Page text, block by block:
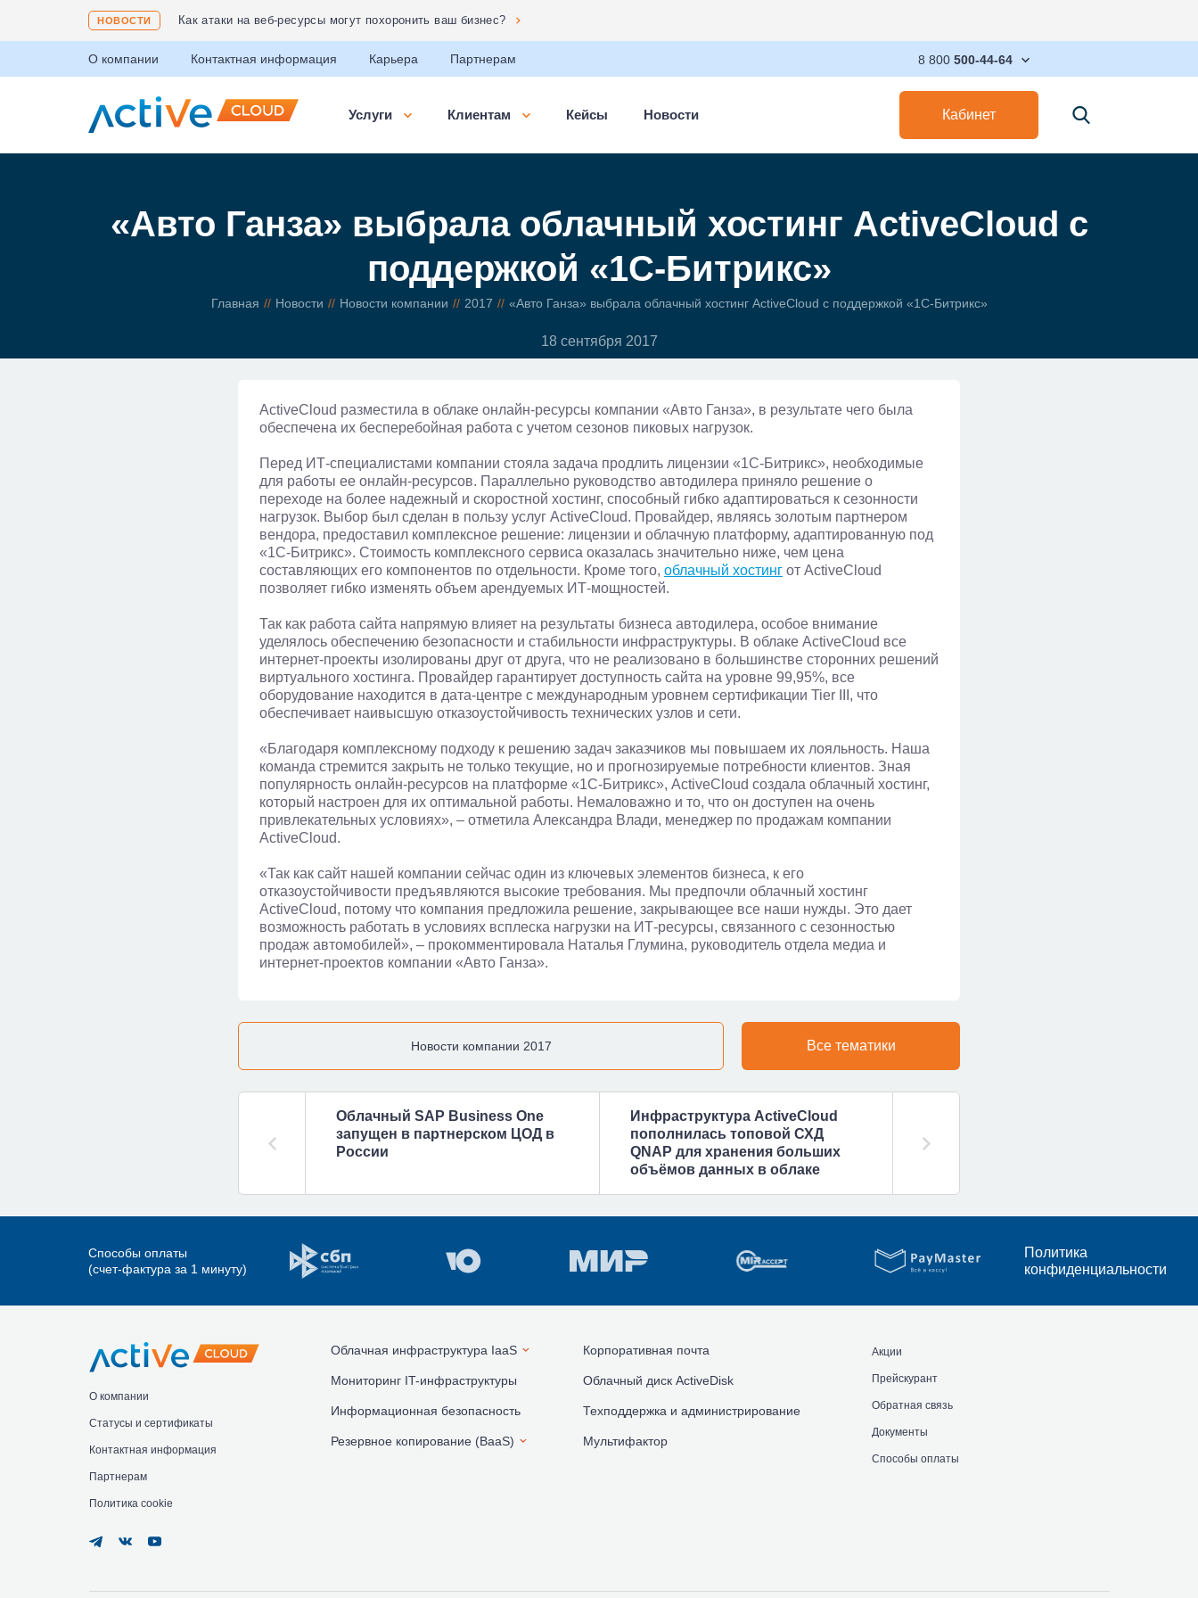
НОВОСТИ Соответствие ФЗ 152 «О защите персональных данных»
О компании Контактная информация Карьера Партнерам 8 800 500-44-64
Услуги Клиентам Кейсы Новости Кабинет
«Авто Ганза» выбрала облачный хостинг ActiveCloud с
поддержкой «1С-Битрикс»
Главная Новости Новости компании 2017 «Авто Ганза» выбрала облачный хостинг ActiveCloud с поддержкой «1С-Битрикс»
18 сентября 2017
ActiveCloud разместила в облаке онлайн-ресурсы компании «Авто Ганза», в результате чего была
обеспечена их бесперебойная работа с учетом сезонов пиковых нагрузок.
Перед ИТ-специалистами компании стояла задача продлить лицензии «1С-Битрикс», необходимые
для работы ее онлайн-ресурсов. Параллельно руководство автодилера приняло решение о
переходе на более надежный и скоростной хостинг, способный гибко адаптироваться к сезонности
нагрузок. Выбор был сделан в пользу услуг ActiveCloud. Провайдер, являясь золотым партнером
вендора, предоставил комплексное решение: лицензии и облачную платформу, адаптированную под
«1С-Битрикс». Стоимость комплексного сервиса оказалась значительно ниже, чем цена
составляющих его компонентов по отдельности. Кроме того, облачный хостинг от ActiveCloud
позволяет гибко изменять объем арендуемых ИТ-мощностей.
Так как работа сайта напрямую влияет на результаты бизнеса автодилера, особое внимание
уделялось обеспечению безопасности и стабильности инфраструктуры. В облаке ActiveCloud все
интернет-проекты изолированы друг от друга, что не реализовано в большинстве сторонних решений
виртуального хостинга. Провайдер гарантирует доступность сайта на уровне 99,95%, все
оборудование находится в дата-центре с международным уровнем сертификации Tier III, что
обеспечивает наивысшую отказоустойчивость технических узлов и сети.
«Благодаря комплексному подходу к решению задач заказчиков мы повышаем их лояльность. Наша
команда стремится закрыть не только текущие, но и прогнозируемые потребности клиентов. Зная
популярность онлайн-ресурсов на платформе «1С-Битрикс», ActiveCloud создала облачный хостинг,
который настроен для их оптимальной работы. Немаловажно и то, что он доступен на очень
привлекательных условиях», – отметила Александра Влади, менеджер по продажам компании
ActiveCloud.
«Так как сайт нашей компании сейчас один из ключевых элементов бизнеса, к его
отказоустойчивости предъявляются высокие требования. Мы предпочли облачный хостинг
ActiveCloud, потому что компания предложила решение, закрывающее все наши нужды. Это дает
возможность работать в условиях всплеска нагрузки на ИТ-ресурсы, связанного с сезонностью
продаж автомобилей», – прокомментировала Наталья Глумина, руководитель отдела медиа и
интернет-проектов компании «Авто Ганза».
Новости компании 2017 Все тематики
Облачный SAP Business One
запущен в партнерском ЦОД в
России
Инфраструктура ActiveCloud
пополнилась топовой СХД
QNAP для хранения больших
объёмов данных в облаке
Способы оплаты
(счет-фактура за 1 минуту)
Политика
конфиденциальности
Облачная инфраструктура IaaS
Мониторинг IT-инфраструктуры
Информационная безопасность
Резервное копирование (BaaS)
Корпоративная почта
Облачный диск ActiveDisk
Техподдержка и администрирование
Мультифактор
Акции
Прейскурант
Обратная связь
Документы
Способы оплаты
О компании
Статусы и сертификаты
Контактная информация
Партнерам
Политика cookie